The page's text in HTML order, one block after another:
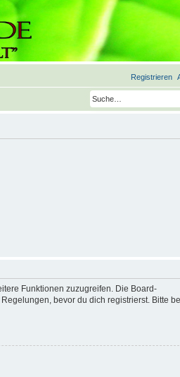
Registrieren
Funktionen zuzugreifen. Die Board-
bevor du dich registrierst. Bitte